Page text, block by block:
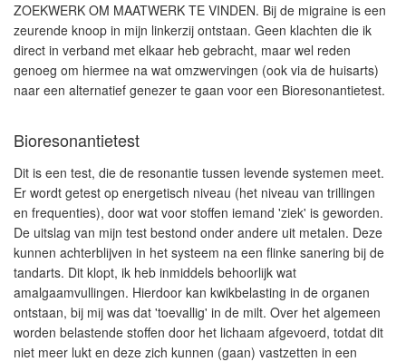
ZOEKWERK OM MAATWERK TE VINDEN. Bij de migraine is een
zeurende knoop in mijn linkerzij ontstaan. Geen klachten die ik
direct in verband met elkaar heb gebracht, maar wel reden
genoeg om hiermee na wat omzwervingen (ook via de huisarts)
naar een alternatief genezer te gaan voor een Bioresonantietest.
Bioresonantietest
Dit is een test, die de resonantie tussen levende systemen meet.
Er wordt getest op energetisch niveau (het niveau van trillingen
en frequenties), door wat voor stoffen iemand 'ziek' is geworden.
De uitslag van mijn test bestond onder andere uit metalen. Deze
kunnen achterblijven in het systeem na een flinke sanering bij de
tandarts. Dit klopt, ik heb inmiddels behoorlijk wat
amalgaamvullingen. Hierdoor kan kwikbelasting in de organen
ontstaan, bij mij was dat 'toevallig' in de milt. Over het algemeen
worden belastende stoffen door het lichaam afgevoerd, totdat dit
niet meer lukt en deze zich kunnen (gaan) vastzetten in een